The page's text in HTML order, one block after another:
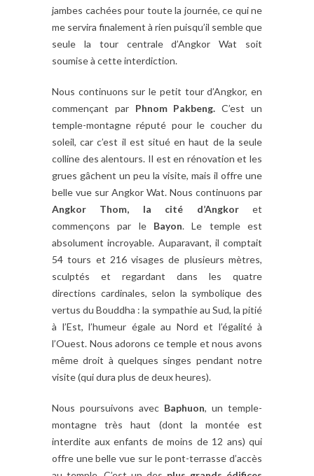
jambes cachées pour toute la journée, ce qui ne
me servira finalement à rien puisqu’il semble que
seule la tour centrale d’Angkor Wat soit
soumise à cette interdiction.
Nous continuons sur le petit tour d’Angkor, en
commençant par Phnom Pakbeng. C’est un
temple-montagne réputé pour le coucher du
soleil, car c’est il est situé en haut de la seule
colline des alentours. Il est en rénovation et les
grues gâchent un peu la visite, mais il offre une
belle vue sur Angkor Wat. Nous continuons par
Angkor Thom, la cité d’Angkoret
commençons par le Bayon. Le temple est
absolument incroyable. Auparavant, il comptait
54 tours et 216 visages de plusieurs mètres,
sculptés et regardant dans les quatre
directions cardinales, selon la symbolique des
vertus du Bouddha : la sympathie au Sud, la pitié
à l’Est, l’humeur égale au Nord et l’égalité à
l’Ouest. Nous adorons ce temple et nous avons
même droit à quelques singes pendant notre
visite (qui dura plus de deux heures).
Nous poursuivons avec Baphuon, un temple-
montagne très haut (dont la montée est
interdite aux enfants de moins de 12 ans) qui
offre une belle vue sur le pont-terrasse d’accès